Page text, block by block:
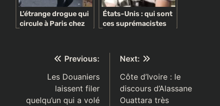
L’étrange drogue qui
circule à Paris chez
États-Unis : qui sont
ces suprémacistes
Navigation
l’article
Previous:
Les Douaniers
laissent filer
quelqu’un qui a volé
Next:
Côte d’Ivoire : le
discours d’Alassane
Ouattara très